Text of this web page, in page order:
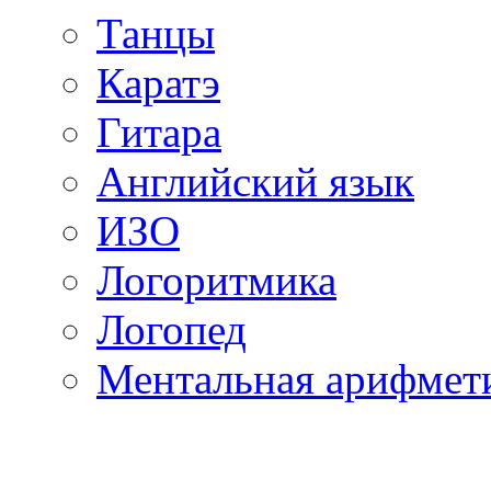
Танцы
Каратэ
Гитара
Английский язык
ИЗО
Логоритмика
Логопед
Ментальная